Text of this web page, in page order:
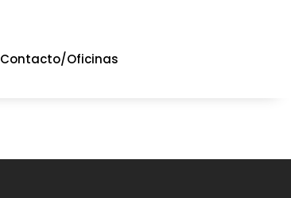
Contacto/Oficinas